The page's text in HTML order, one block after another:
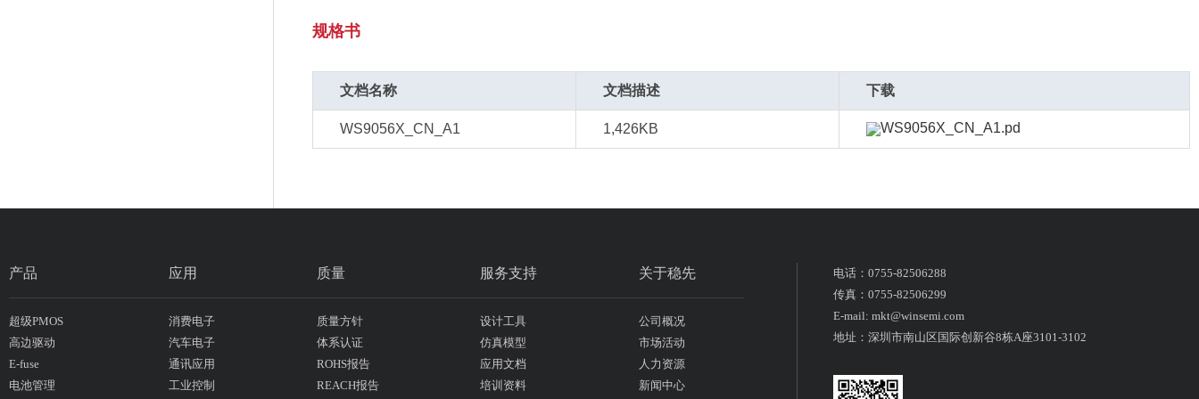
规格书
文档名称 文档描述 下载
WS9056X_CN_A1 1,426KB WS9056X_CN_A1.pd
产品
超级PMOS
高边驱动
E-fuse
电池管理
应用
消费电子
汽车电子
通讯应用
工业控制
质量
质量方针
体系认证
ROHS报告
REACH报告
服务支持
设计工具
仿真模型
应用文档
培训资料
关于稳先
公司概况
市场活动
人力资源
新闻中心
电话：0755-82506288
传真：0755-82506299
E-mail: mkt@winsemi.com
地址：深圳市南山区国际创新谷8栋A座3101-3102